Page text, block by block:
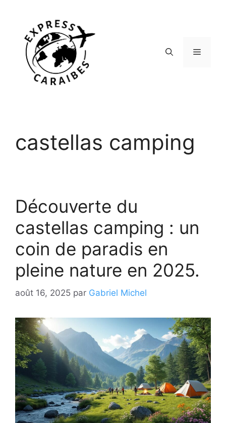
contenu
Menu
castellas camping
Découverte du
castellas camping : un
coin de paradis en
pleine nature en 2025.
août 16, 2025 par Gabriel Michel